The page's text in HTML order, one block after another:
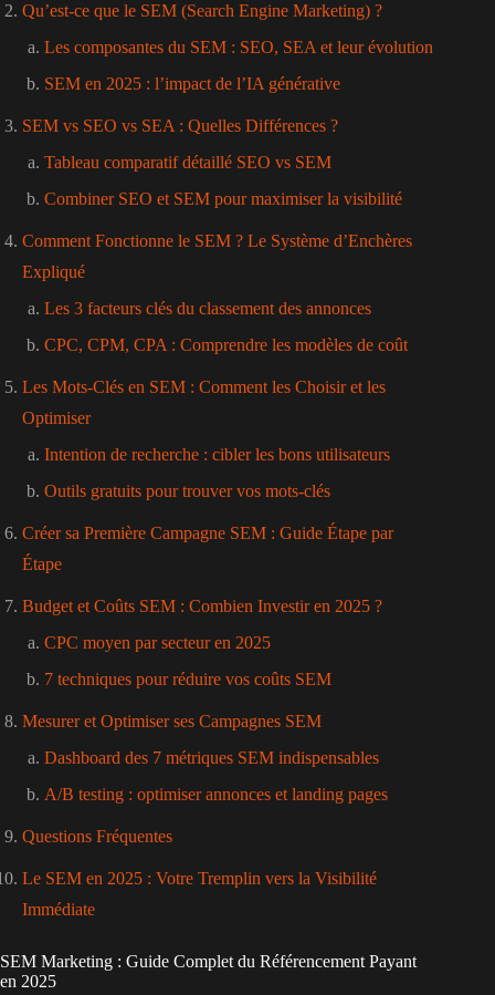
Qu’est-ce que le SEM (Search Engine Marketing) ?
Les composantes du SEM : SEO, SEA et leur évolution
SEM en 2025 : l’impact de l’IA générative
SEM vs SEO vs SEA : Quelles Différences ?
Tableau comparatif détaillé SEO vs SEM
Combiner SEO et SEM pour maximiser la visibilité
Comment Fonctionne le SEM ? Le Système d’Enchères
Expliqué
Les 3 facteurs clés du classement des annonces
CPC, CPM, CPA : Comprendre les modèles de coût
Les Mots-Clés en SEM : Comment les Choisir et les
Optimiser
Intention de recherche : cibler les bons utilisateurs
Outils gratuits pour trouver vos mots-clés
Créer sa Première Campagne SEM : Guide Étape par
Étape
Budget et Coûts SEM : Combien Investir en 2025 ?
CPC moyen par secteur en 2025
7 techniques pour réduire vos coûts SEM
Mesurer et Optimiser ses Campagnes SEM
Dashboard des 7 métriques SEM indispensables
A/B testing : optimiser annonces et landing pages
Questions Fréquentes
Le SEM en 2025 : Votre Tremplin vers la Visibilité
Immédiate
SEM Marketing : Guide Complet du Référencement Payant
en 2025